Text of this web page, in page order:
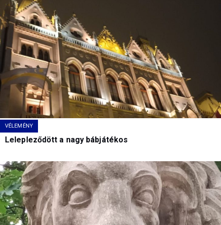
VÉLEMÉNY
Lelepleződött a nagy bábjátékos